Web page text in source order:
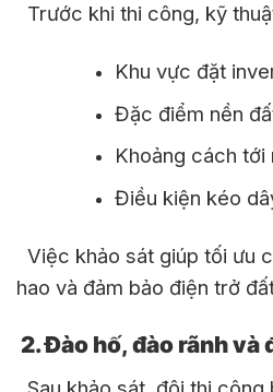
Trước khi thi công, kỹ
Khu vực đặt
Đặc điểm nền
Khoảng cách tới
Điều kiện kéo
Việc khảo sát giúp tối ưu
hao và đảm bảo điện trở
2. Đào hố, đào rãnh